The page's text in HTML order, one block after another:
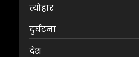
त्योहार
दुर्घटना
देश